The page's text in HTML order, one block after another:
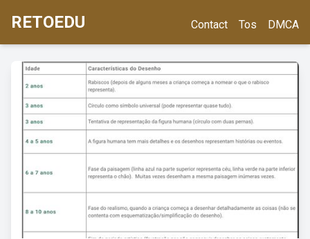
RETOEDU Contact Tos DMCA